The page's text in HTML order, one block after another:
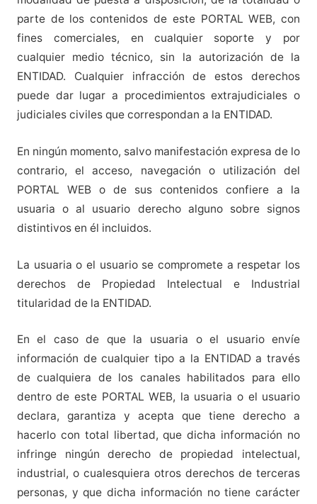
parte de los contenidos de este PORTAL WEB, con
fines comerciales, en cualquier soporte y por
cualquier medio técnico, sin la autorización de la
ENTIDAD. Cualquier infracción de estos derechos
puede dar lugar a procedimientos extrajudiciales o
judiciales civiles que correspondan a la ENTIDAD.
En ningún momento, salvo manifestación expresa de lo
contrario, el acceso, navegación o utilización del
PORTAL WEB o de sus contenidos confiere a la
usuaria o al usuario derecho alguno sobre signos
distintivos en él incluidos.
La usuaria o el usuario se compromete a respetar los
derechos de Propiedad Intelectual e Industrial
titularidad de la ENTIDAD.
En el caso de que la usuaria o el usuario envíe
información de cualquier tipo a la ENTIDAD a través
de cualquiera de los canales habilitados para ello
dentro de este PORTAL WEB, la usuaria o el usuario
declara, garantiza y acepta que tiene derecho a
hacerlo con total libertad, que dicha información no
infringe ningún derecho de propiedad intelectual,
industrial, o cualesquiera otros derechos de terceras
personas, y que dicha información no tiene carácter